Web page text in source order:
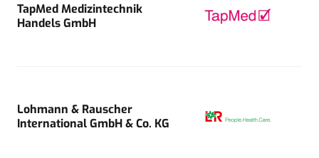
TapMed Medizintechnik
Handels GmbH
Lohmann & Rauscher
International GmbH & Co. KG